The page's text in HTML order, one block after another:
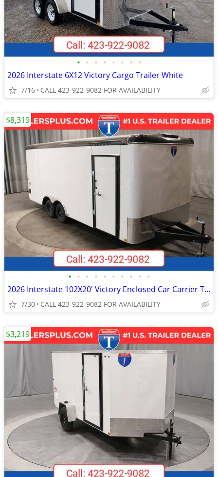
• • • • • • • •
2026 Interstate 6X12 Victory Cargo Trailer White
7/16 CALL 423-922-9082 FOR AVAILABILITY
• • • • • • • • • •
2026 Interstate 102X20' Victory Enclosed Car Carrier Trailer
7/30 CALL 423-922-9082 FOR AVAILABILITY
$8,319
$3,219